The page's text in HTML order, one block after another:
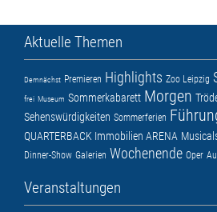
Aktuelle Themen
Demnächst Premieren Highlights Zoo Leipzig
frei Museum Sommerkabarett Morgen
Sehenswürdigkeiten Sommerferien
QUARTERBACK Immobilien ARENA
Dinner-Show Galerien Wochenende Oper
Veranstaltungen